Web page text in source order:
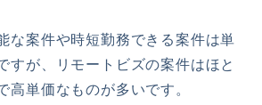
な案件や時短勤務できる案件は単
すが、リモートビズの案件はほと
高単価なものが多いです。